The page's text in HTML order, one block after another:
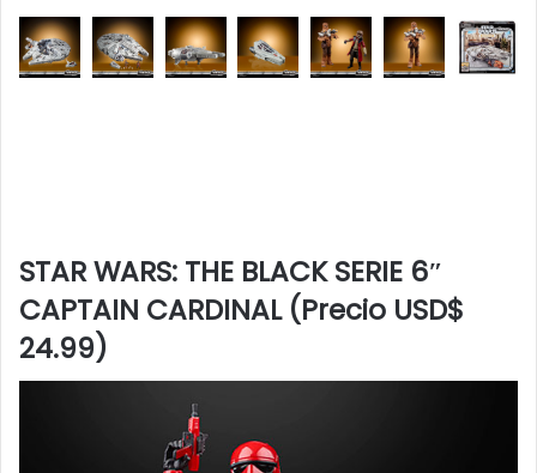
STAR WARS: THE BLACK SERIE 6″
CAPTAIN CARDINAL (Precio USD$
24.99)